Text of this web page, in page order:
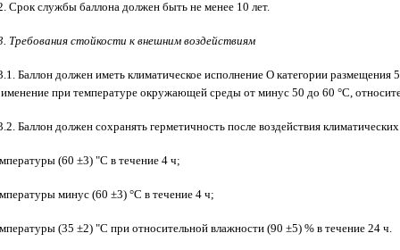
Срок службы баллона должен быть не менее 10 лет.
Требования стойкости к внешним воздействиям
Баллон должен иметь климатическое исполнение О категории
при температуре окружающей среды от минус 50 до 60 °С,
Баллон должен сохранять герметичность после воздействия
(60 ±3) "С в течение 4 ч;
минус (60 ±3) °С в течение 4 ч;
(35 ±2) "С при относительной влажности (90 ±5) % в течение 24 ч.